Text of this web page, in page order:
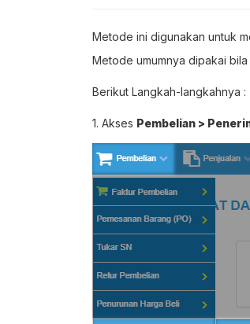
Metode ini digunakan untuk
Metode umumnya dipakai
Berikut Langkah-langkahnya :
1. Akses Pembelian >